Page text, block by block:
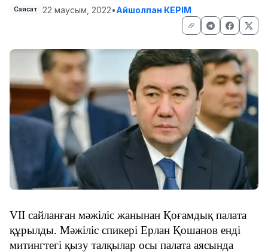
Саясат 22 маусым, 2022•Айшолпан КЕРІМ
VII сайланған мәжіліс жанынан Қоғамдық палата
құрылды. Мәжіліс спикері Ерлан Қошанов енді
митингтегі қызу талқылар осы палата аясында